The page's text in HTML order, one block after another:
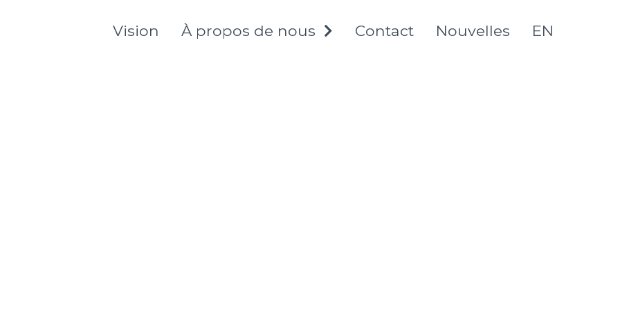
Vision À propos de nous
EXPAND
Contact Nouvelles English